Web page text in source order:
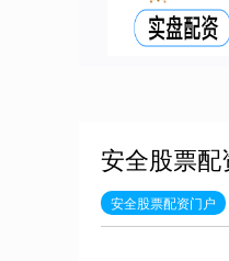
安全股票
安全股票配资门户